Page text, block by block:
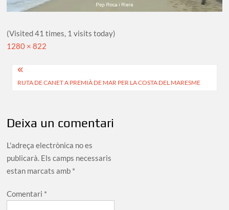
(Visited 41 times, 1 visits today)
Full
1280 × 822
Navegació
d'entrades
RUTA DE CANET A PREMIÀ DE MAR PER LA COSTA DEL MARESME
Deixa un comentari
L'adreça electrònica no es
publicarà. Els camps necessaris
estan marcats amb *
Comentari *